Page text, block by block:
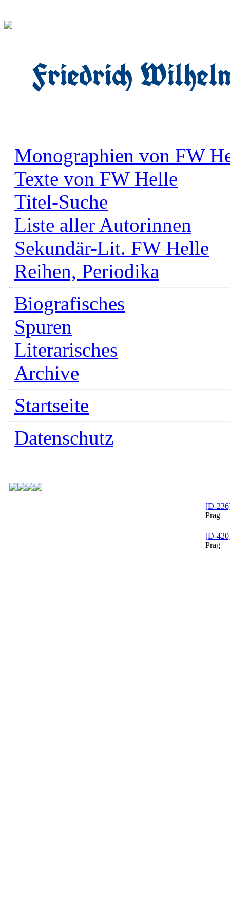
Friedrich
Monographien von FW
Texte von FW Helle
Titel-Suche
Liste aller Autorinnen
Sekundär-Lit. FW Helle
Reihen, Periodika
Biografisches
Spuren
Literarisches
Archive
Startseite
Datenschutz
[D-
Prag
[D-
Prag